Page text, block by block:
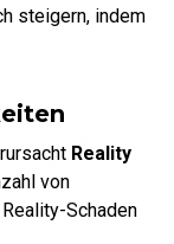
steigern, indem
Reality
von
Schaden